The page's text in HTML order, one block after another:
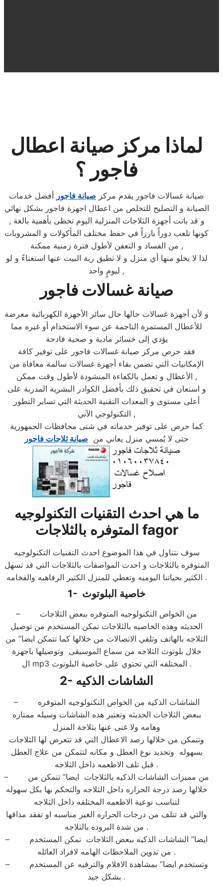
لماذا مركز صيانة اعطال
فاجور ؟
صيانة غسالات فاجور يقدم مركز صيانة فاجور أفضل خدمات
الصيانة و التصليح للتخلص من اعطال اجهزة فاجور بشكل نهائي
, و قد باتت أجهزة الثلاجات المنزلية اليوم تحظى بأهمية بالغة
كونها تلعب دوراً بارزاً في حفظ مختلف المأكولات و المشروبات
من الفساد و التعفن لأطول فترة زمنية ممكنة ,
لذا لا يخلو منها أي منزل و لا تطيق ربة البيت عنها استغناءً و لو
ليومٍ واحد ,
صيانة غسالات فاجور
و لأن أجهزة غسالات حالها حال سائر الأجهزة الكهربائية معرضة
للأعطال المستمرة الناجمة عن سوء الاستخدام أو غيره مما
يؤدي إلى خسائر مادية و صحية فادحة
فقد حرص مركز صيانة غسالات فاجور على توفير كافة
الإمكانيات التي تضمن بقاء أجهزة غسالات سالمة معافاة من
الأعطال و تعمل بالكفاءة المنشودة لأطول وقت ممكن ,
و استعان في تحقيق ذلك بأفضل الكوادر البشرية المدربة على
أعلى مستوى و المعدات التقنية الحديثة التي تساير التطور
التكنولوجي الآني ,
كما حرص على توفير خدماته في شتى محافظات الجمهورية
حتى لا يُمسي منزل يعاني من صيانة ثلاجات فاجور
ما هي احدث التقنيات التكنولوجيه
المتوفره بالثلاجات fagor
سوف نتناول في هذا الموضوع احدث التقنيات التكنولوجيه
المتوفره بالثلاجات و احدث المواصفات بالثلاجات التي قد تسهل
الكثير بحياتنا اليوميه وتعطي للمنزل الكثير الرفاهيه والفخامه .
1- خاصية البلوتوث
– من الخواص التكنولوجيه المتوفره ببعض الثلاجات
الحديثه وهذه الخاصيه بالثلاجات تمكن المستخدم من توصيل
الثلاجه بالهاتف وتلقي الاتصالات من خلالها كما تتمكن ايضا” من
خلال بلوتوث الثلاجه من سماع الموسيقى وتوصيلها باجهزة
ال mp3 المختلفه التي تحتوي على خاصية البلوتوث .
2- الشاشات الذكيه
– الشاشات الذكيه من الخواص التكنولوجيه المتوفره
ببعض الثلاجات الحديثه وتعتبر هذه الشاشات وسيله ممتازه
وهامه ولا غنى عنها بثلاجة المنزل
وتتمكن من خلالها رصد الاعطال التي قد تتعرض لها الثلاجات
بسهوله وتحديد نوع العطل و مكانه لتتمكن من علاج العطل
قبل تلف الاطعمه داخل الثلاجه .
– من مميزات الشاشات الذكيه بالثلاجات ايضا” تتمكن من
خلالها رصد درجة الحراره داخل الثلاجه والتحكم بها بكل سهوله
لتناسب نوعية الاطعمه المختلفه داخل الثلاجه
والتي قد تتلف من درجات الحراره الغير مناسبه او تفقد مذاقها
من شدة البروده بالثلاجه .
– ايضا” الشاشات الذكيه ببعض الثلاجات تمكن المستخدم
من تدوين الملاحظات الهامه لافراد العائله .
– وتستخدم ايضا” بمشاهدة الافلام والترفيه عن المستخدم
بشكل جيد .